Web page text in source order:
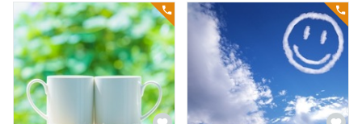
♡進撃のまみみの好きなもの♡
・アニメ・マンガ・ゲーム
・AKB48（推しは卒業生の秋元才加ちゃん）
・子育て・知育
・三国志
・麻雀
・株式投資（日本株・中長期・高配当・株主優待）
・カメラ